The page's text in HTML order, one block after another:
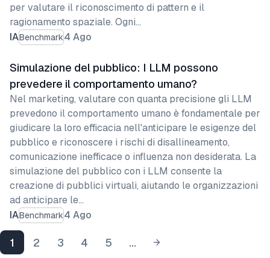
IABenchmark4 Ago
per valutare il riconoscimento di pattern e il
ragionamento spaziale. Ogni…
IABenchmark4 Ago
Simulazione del pubblico: I LLM possono
prevedere il comportamento umano?
Nel marketing, valutare con quanta precisione gli LLM
prevedono il comportamento umano è fondamentale per
giudicare la loro efficacia nell'anticipare le esigenze del
pubblico e riconoscere i rischi di disallineamento,
comunicazione inefficace o influenza non desiderata. La
simulazione del pubblico con i LLM consente la
creazione di pubblici virtuali, aiutando le organizzazioni
ad anticipare le…
1 2 3 4 5 ...